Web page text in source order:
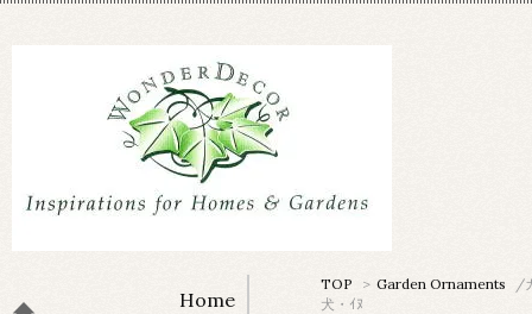
TOP > Garden Ornaments
/
犬・ｲﾇ
Home